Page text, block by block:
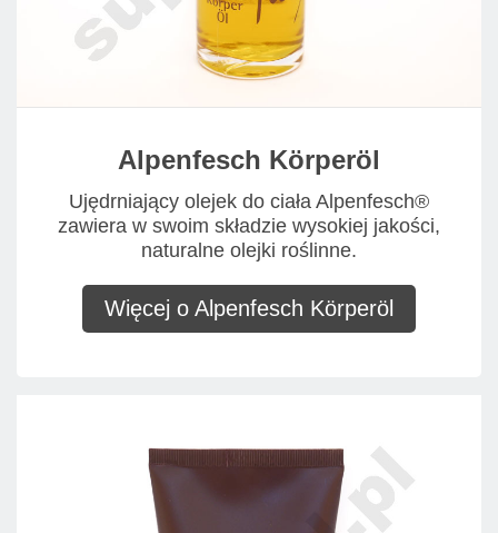
Alpenfesch Körperöl
Ujędrniający olejek do ciała Alpenfesch®
zawiera w swoim składzie wysokiej jakości,
naturalne olejki roślinne.
Więcej o Alpenfesch Körperöl